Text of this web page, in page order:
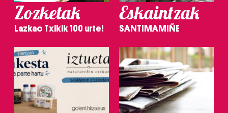
Zozketak
Lazkao Txikik 100 urte!
Eskaintzak
SANTIMAMIÑE